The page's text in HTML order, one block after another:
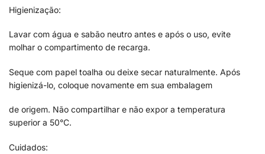
Higienização:
Lavar com água e sabão neutro antes e após o uso, evite
molhar o compartimento de recarga.
Seque com papel toalha ou deixe secar naturalmente. Após
higienizá-lo, coloque novamente em sua embalagem
de origem. Não compartilhar e não expor a temperatura
superior a 50°C.
Cuidados: